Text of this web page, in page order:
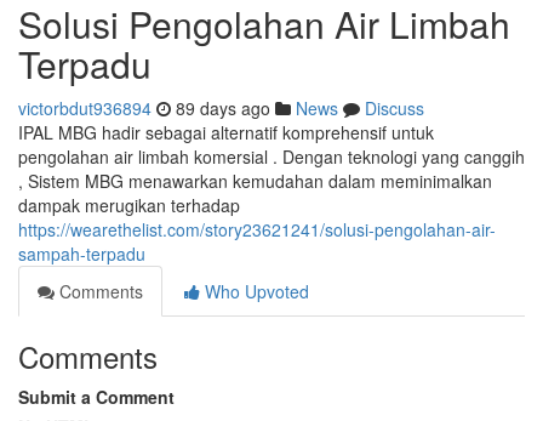
Solusi Pengolahan Air Limbah
Terpadu
victorbdut936894 89 days ago News
Discuss
IPAL MBG hadir sebagai alternatif komprehensif untuk
pengolahan air limbah komersial . Dengan teknologi yang canggih
, Sistem MBG menawarkan kemudahan dalam meminimalkan
dampak merugikan terhadap
https://wearethelist.com/story23621241/solusi-pengolahan-air-
sampah-terpadu
Comments
Who Upvoted
Comments
Submit a Comment